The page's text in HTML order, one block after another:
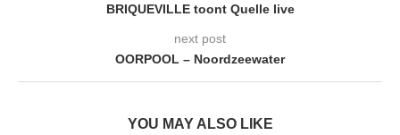
BRIQUEVILLE toont Quelle live
next post
OORPOOL – Noordzeewater
YOU MAY ALSO LIKE